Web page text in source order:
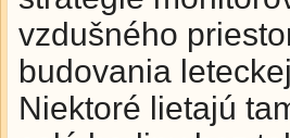
vzdušného
budovania
Niektoré lietajú